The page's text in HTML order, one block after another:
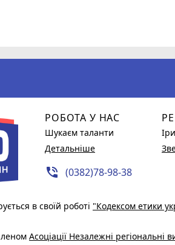
РОБОТА У НАС
Шукаєм таланти
Детальніше
phone_in_talk (0382)78-98-38
в своїй роботі "Кодексом етики
Асоціації Незалежні регіональні